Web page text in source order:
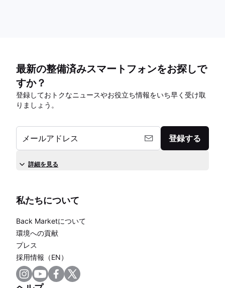
最新の整備済みスマートフォンをお探しで
すか？
登録しておトクなニュースやお役立ち情報をいち早く受け取
りましょう。
メールアドレス 登録する
詳細を見る
私たちについて
Back Marketについて
環境への貢献
プレス
採用情報（EN）